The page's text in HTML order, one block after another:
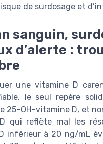
de surdosage et
sanguin,
d’alerte :
une vitamine D
le seul repère
25-OH-vitamine D, et
qui reflète mal les
inférieur à 20 ng/mL